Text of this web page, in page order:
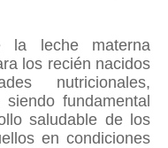
la leche materna
los recién nacidos
nutricionales,
fundamental
saludable de los
en condiciones